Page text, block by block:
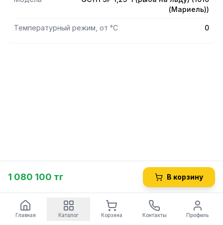
(Мариель))
Температурный режим, от °С 0
1 080 100 тг В корзину
Главная Каталог Корзина Контакты Профиль